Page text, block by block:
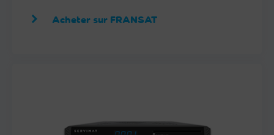
Acheter sur FRANSAT